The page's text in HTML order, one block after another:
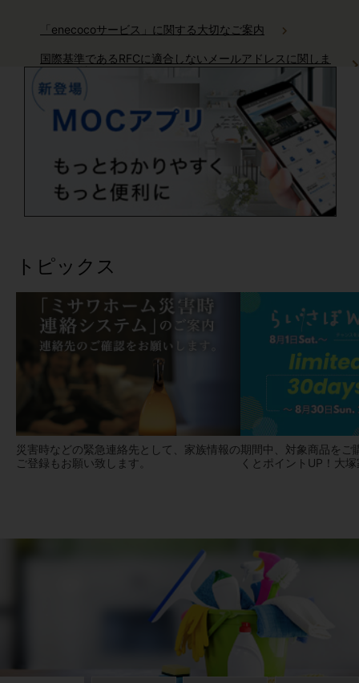
「enecocoサービス」に関する大切なご案内
国際基準であるRFCに適合しないメールアドレスに関しま
してご確認をお願いいたします
ミサワホームからのお電話に関しまして
AI住まいの自動運転「生活サポートサービス」サービス終了の
ご案内
「健康リスク予報」サービス終了のご案内
トピックス
災害時などの緊急連絡先として、家族情報の
ご登録もお願い致します。
期間中、対象商品をご
くとポイントUP！大